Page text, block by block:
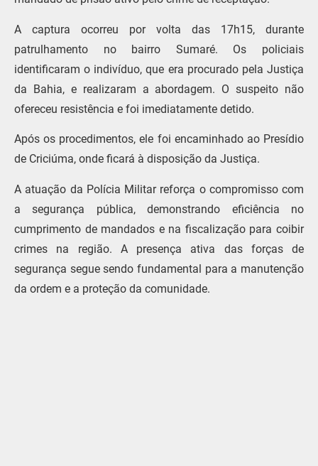
A captura ocorreu por volta das 17h15, durante
patrulhamento no bairro Sumaré. Os policiais
identificaram o indivíduo, que era procurado pela Justiça
da Bahia, e realizaram a abordagem. O suspeito não
ofereceu resistência e foi imediatamente detido.
Após os procedimentos, ele foi encaminhado ao Presídio
de Criciúma, onde ficará à disposição da Justiça.
A atuação da Polícia Militar reforça o compromisso com
a segurança pública, demonstrando eficiência no
cumprimento de mandados e na fiscalização para coibir
crimes na região. A presença ativa das forças de
segurança segue sendo fundamental para a manutenção
da ordem e a proteção da comunidade.